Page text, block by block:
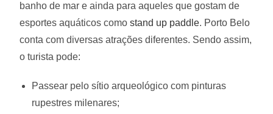
banho de mar e ainda para aqueles que gostam de
esportes aquáticos comostand up paddle. Porto Belo
conta com diversas atrações diferentes. Sendo assim,
o turista pode:
Passear pelo sítio arqueológico com pinturas
rupestres milenares;